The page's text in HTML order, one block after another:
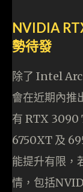
NVIDIA
勢待發
除了 Intel
會在近期內推
有 RTX 3090
6750XT 及
能提升有限，
情，包括